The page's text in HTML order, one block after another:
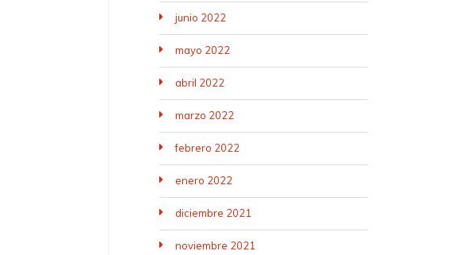
junio 2022
mayo 2022
abril 2022
marzo 2022
febrero 2022
enero 2022
diciembre 2021
noviembre 2021